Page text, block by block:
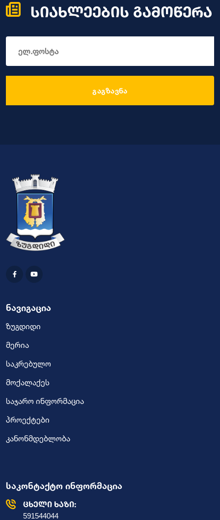
სიახლეების გამოწერა
გაგზავნა
ნავიგაცია
ზუგდიდი
მერია
საკრებულო
მოქალაქეს
საჯარო ინფორმაცია
პროექტები
კანონმდებლობა
საკონტაქტო ინფორმაცია
ცხელი ხაზი:
591544044